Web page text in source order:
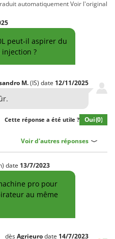
automatiquementVoir l'original
peut-il aspirer du
?
M.(IS) date 12/11/2025
Cette réponse a été utile ? Oui(0)
Voir d'autres réponses
date 13/7/2023
pro pour
au même
dèsAgrieurodate 14/7/2023